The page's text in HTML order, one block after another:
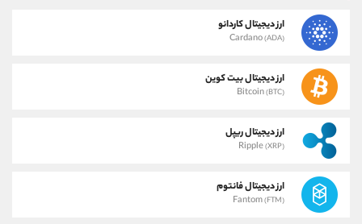
ارز دیجیتال کاردانو
Cardano(ADA)
ارز دیجیتال بیت کوین
Bitcoin(BTC)
ارز دیجیتال ریپل
Ripple(XRP)
ارز دیجیتال فانتوم
Fantom(FTM)